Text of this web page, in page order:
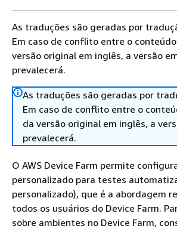
As traduções são geradas por
Em caso de conflito entre o
versão original em inglês, a versão
prevalecerá.
As traduções são geradas por
Em caso de conflito entre o
da versão original em inglês, a
prevalecerá.
O AWS Device Farm permite
personalizado para testes
personalizado), que é a abordagem
todos os usuários do Device Farm.
sobre ambientes no Device Farm,